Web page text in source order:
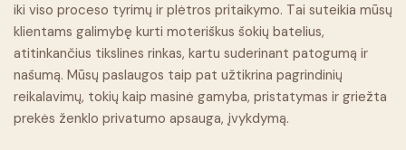
iki viso proceso tyrimų ir plėtros pritaikymo. Tai suteikia mūsų
klientams galimybę kurti moteriškus šokių batelius,
atitinkančius tikslines rinkas, kartu suderinant patogumą ir
našumą. Mūsų paslaugos taip pat užtikrina pagrindinių
reikalavimų, tokių kaip masinė gamyba, pristatymas ir griežta
prekės ženklo privatumo apsauga, įvykdymą.